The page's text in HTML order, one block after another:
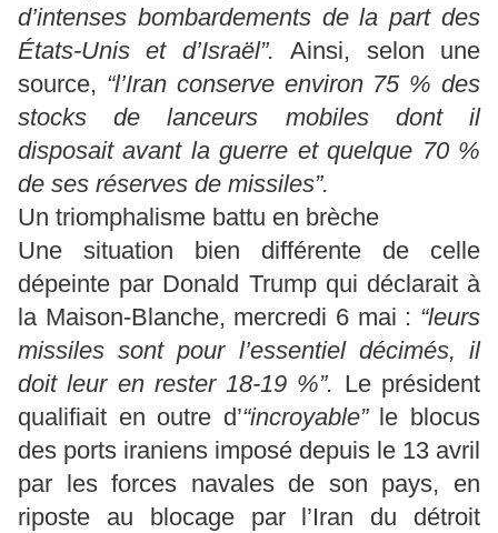
d’intenses bombardements de la part des
États-Unis et d’Israël”.Ainsi, selon une
source, “l’Iran conserve environ 75 % des
stocks de lanceurs mobiles dont il
disposait avant la guerre et quelque 70 %
de ses réserves de missiles”.
Un triomphalisme battu en brèche
Une situation bien différente de celle
dépeinte par Donald Trump qui déclarait à
la Maison-Blanche, mercredi 6 mai : “leurs
missiles sont pour l’essentiel décimés, il
doit leur en rester 18-19 %”. Le président
qualifiait en outre d’“incroyable” le blocus
des ports iraniens imposé depuis le 13 avril
par les forces navales de son pays, en
riposte au blocage par l’Iran du détroit